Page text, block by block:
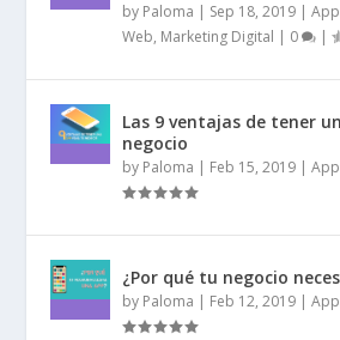
by Paloma | Sep 18, 2019 |
Web, Marketing Digital | 0 |
Las 9 ventajas de tener
negocio
by Paloma | Feb 15, 2019 |
¿Por qué tu negocio
by Paloma | Feb 12, 2019 |